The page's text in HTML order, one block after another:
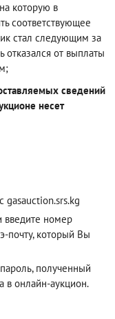
которую в
соответствующее
стал следующим за
отказался от выплаты
сведений
несет
gasauction.srs.kg
номер
почту, который Вы
полученный
в онлайн-аукцион.